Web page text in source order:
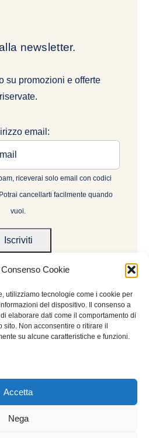
Cookie
utilizziamo tecnologie come i cookie per
del dispositivo. Il consenso a
elaborare dati come il comportamento di
Non acconsentire o ritirare il
su alcune caratteristiche e funzioni.
Accetta
Nega
newsletter.
su promozioni e offerte
riservate.
email:
riceverai solo email con codici
cancellarti facilmente quando
vuoi.
Senatore srl p.iva: